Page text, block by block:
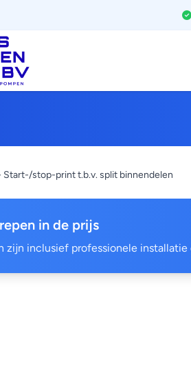
Start-/stop-print t.b.v. split binnendelen
in de prijs
zijn inclusief professionele